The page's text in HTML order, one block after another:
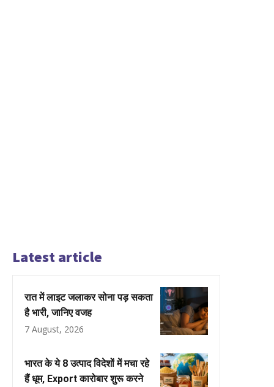
Latest article
रात में लाइट जलाकर सोना पड़ सकता
है भारी, जानिए वजह
7 August, 2026
भारत के ये 8 उत्पाद विदेशों में मचा रहे
हैं धूम, Export कारोबार शुरू करने